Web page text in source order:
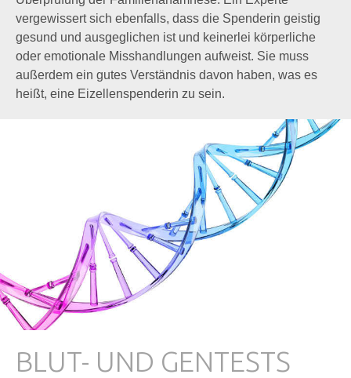
vergewissert sich ebenfalls, dass die Spenderin geistig
gesund und ausgeglichen ist und keinerlei körperliche
oder emotionale Misshandlungen aufweist. Sie muss
außerdem ein gutes Verständnis davon haben, was es
heißt, eine Eizellenspenderin zu sein.
BLUT- UND GENTESTS